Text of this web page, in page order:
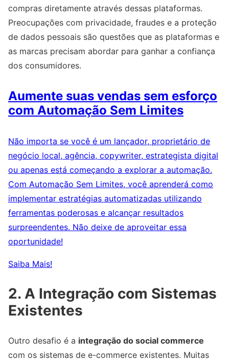
compras diretamente através dessas plataformas.
Preocupações com privacidade, fraudes e a proteção
de dados pessoais são questões que as plataformas e
as marcas precisam abordar para ganhar a confiança
dos consumidores.
Aumente suas vendas sem esforço
com Automação Sem Limites
Não importa se você é um lançador, proprietário de
negócio local, agência, copywriter, estrategista digital
ou apenas está começando a explorar a automação.
Com Automação Sem Limites, você aprenderá como
implementar estratégias automatizadas utilizando
ferramentas poderosas e alcançar resultados
surpreendentes. Não deixe de aproveitar essa
oportunidade!
Saiba Mais!
2. A Integração com Sistemas
Existentes
Outro desafio é a integração do social commerce
com os sistemas de e-commerce existentes. Muitas